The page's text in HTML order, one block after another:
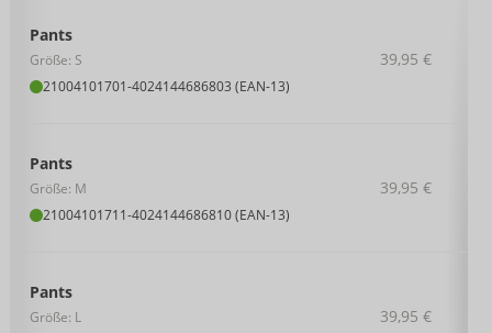
Pants
Größe: S
21004101701-4024144686803 (EAN-13)
39,95 €
Pants
Größe: M
21004101711-4024144686810 (EAN-13)
39,95 €
Pants
Größe: L
39,95 €